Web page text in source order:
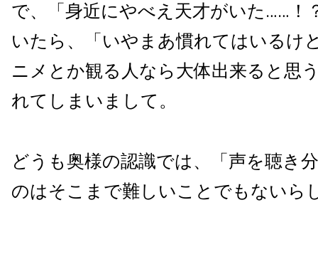
で、「身近にやべえ天才がいた……！
いたら、「いやまあ慣れてはいるけ
ニメとか観る人なら大体出来ると思
れてしまいまして。
どうも奥様の認識では、「声を聴き
のはそこまで難しいことでもないら